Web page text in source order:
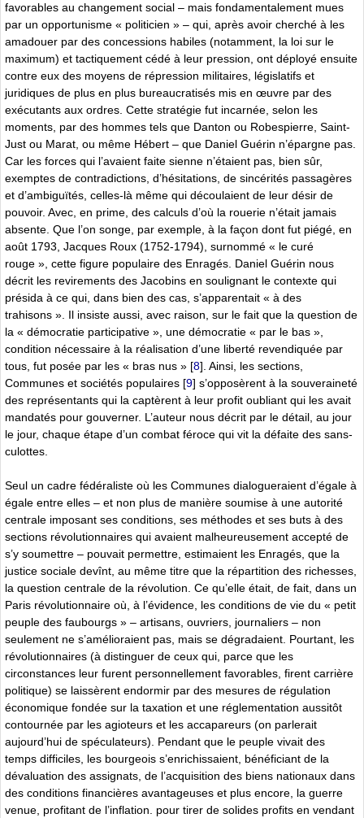
favorables au changement social – mais fondamentalement mues
par un opportunisme « politicien » – qui, après avoir cherché à les
amadouer par des concessions habiles (notamment, la loi sur le
maximum) et tactiquement cédé à leur pression, ont déployé ensuite
contre eux des moyens de répression militaires, législatifs et
juridiques de plus en plus bureaucratisés mis en œuvre par des
exécutants aux ordres. Cette stratégie fut incarnée, selon les
moments, par des hommes tels que Danton ou Robespierre, Saint-
Just ou Marat, ou même Hébert – que Daniel Guérin n’épargne pas.
Car les forces qui l’avaient faite sienne n’étaient pas, bien sûr,
exemptes de contradictions, d’hésitations, de sincérités passagères
et d’ambiguïtés, celles-là même qui découlaient de leur désir de
pouvoir. Avec, en prime, des calculs d’où la rouerie n’était jamais
absente. Que l’on songe, par exemple, à la façon dont fut piégé, en
août 1793, Jacques Roux (1752-1794), surnommé « le curé
rouge », cette figure populaire des Enragés. Daniel Guérin nous
décrit les revirements des Jacobins en soulignant le contexte qui
présida à ce qui, dans bien des cas, s’apparentait « à des
trahisons ». Il insiste aussi, avec raison, sur le fait que la question de
la « démocratie participative », une démocratie « par le bas »,
condition nécessaire à la réalisation d’une liberté revendiquée par
tous, fut posée par les « bras nus » [8]. Ainsi, les sections,
Communes et sociétés populaires [9] s’opposèrent à la souveraineté
des représentants qui la captèrent à leur profit oubliant qui les avait
mandatés pour gouverner. L’auteur nous décrit par le détail, au jour
le jour, chaque étape d’un combat féroce qui vit la défaite des sans-
culottes.
Seul un cadre fédéraliste où les Communes dialogueraient d’égale à
égale entre elles – et non plus de manière soumise à une autorité
centrale imposant ses conditions, ses méthodes et ses buts à des
sections révolutionnaires qui avaient malheureusement accepté de
s’y soumettre – pouvait permettre, estimaient les Enragés, que la
justice sociale devînt, au même titre que la répartition des richesses,
la question centrale de la révolution. Ce qu’elle était, de fait, dans un
Paris révolutionnaire où, à l’évidence, les conditions de vie du « petit
peuple des faubourgs » – artisans, ouvriers, journaliers – non
seulement ne s’amélioraient pas, mais se dégradaient. Pourtant, les
révolutionnaires (à distinguer de ceux qui, parce que les
circonstances leur furent personnellement favorables, firent carrière
politique) se laissèrent endormir par des mesures de régulation
économique fondée sur la taxation et une réglementation aussitôt
contournée par les agioteurs et les accapareurs (on parlerait
aujourd’hui de spéculateurs). Pendant que le peuple vivait des
temps difficiles, les bourgeois s’enrichissaient, bénéficiant de la
dévaluation des assignats, de l’acquisition des biens nationaux dans
des conditions financières avantageuses et plus encore, la guerre
venue, profitant de l’inflation. pour tirer de solides profits en vendant